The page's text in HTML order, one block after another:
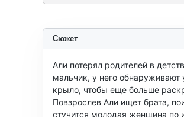
Сюжет
Али потерял родителей в
мальчик, у него
крыло, чтобы еще больше
Повзрослев Али ищет брата,
стучится молодая женщина по